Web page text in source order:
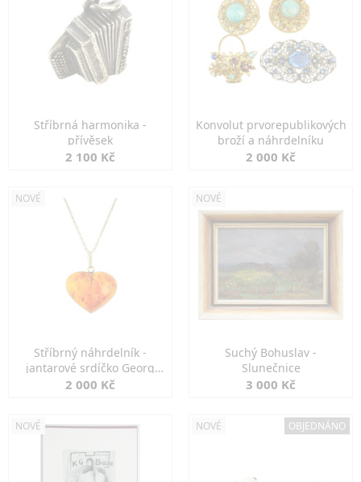
Stříbrná harmonika -
přívěsek
2 100 Kč
Konvolut prvorepublikových
broží a náhrdelníku
2 000 Kč
NOVÉ
Stříbrný náhrdelník -
jantarové srdíčko Georg
Kramer
2 000 Kč
NOVÉ
Suchý Bohuslav -
Slunečnice
3 000 Kč
NOVÉ NOVÉ OBJEDNÁNO